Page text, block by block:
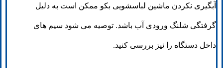
آبگیری نکردن ماشین لباسشویی بکو ممکن است به دلیل
گرفتگی شلنگ ورودی آب باشد. توصیه می شود سیم های
داخل دستگاه را نیز بررسی کنید.